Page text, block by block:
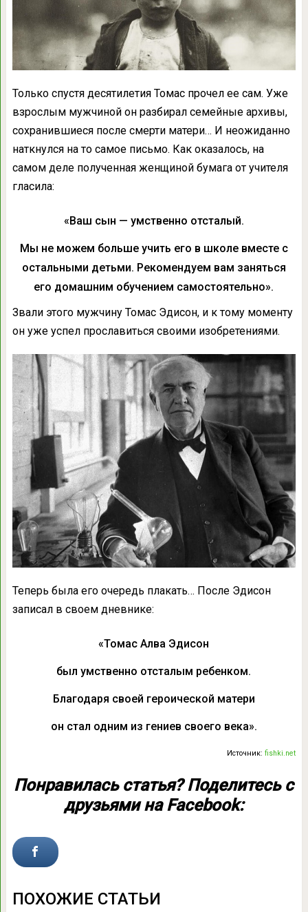
Только спустя десятилетия Томас прочел ее сам. Уже
взрослым мужчиной он разбирал семейные архивы,
сохранившиеся после смерти матери… И неожиданно
наткнулся на то самое письмо. Как оказалось, на
самом деле полученная женщиной бумага от учителя
гласила:
«Ваш сын — умственно отсталый.
Мы не можем больше учить его в школе вместе с
остальными детьми. Рекомендуем вам заняться
его домашним обучением самостоятельно».
Звали этого мужчину Томас Эдисон, и к тому моменту
он уже успел прославиться своими изобретениями.
Теперь была его очередь плакать… После Эдисон
записал в своем дневнике:
«Томас Алва Эдисон
был умственно отсталым ребенком.
Благодаря своей героической матери
он стал одним из гениев своего века».
Источник:fishki.net
Понравилась статья? Поделитесь с
друзьями на Facebook:
ПОХОЖИЕ СТАТЬИ